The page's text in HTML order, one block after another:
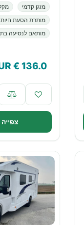
מזגן קדמי
מותרת הסעת
מותאם לנסיעה
136.0
€ EUR